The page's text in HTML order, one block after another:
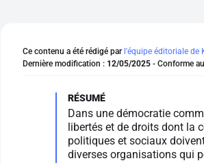
Ce contenu a été rédigé par l'équipe éditoriale de
Dernière modification : 12/05/2025 - Conforme
Dans une démocratie
libertés et de droits dont la
politiques et sociaux
diverses organisations qui